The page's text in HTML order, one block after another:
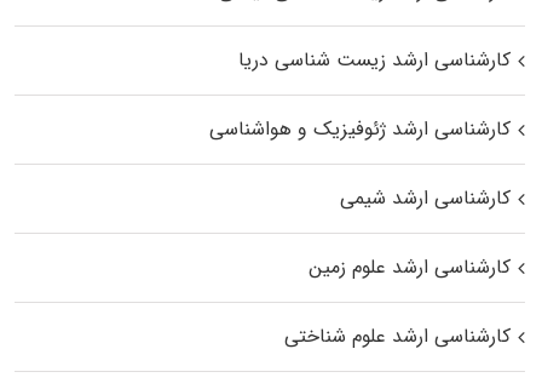
کارشناسی ارشد زیست‌ شناسی دریا
کارشناسی ارشد ژئوفیزیک و هواشناسی
کارشناسی ارشد شیمی
کارشناسی ارشد علوم زمین
کارشناسی ارشد علوم شناختی